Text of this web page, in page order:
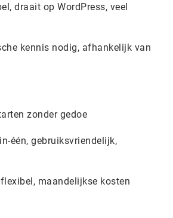
draait op WordPress, veel
kennis nodig, afhankelijk van
zonder gedoe
één, gebruiksvriendelijk,
maandelijkse kosten